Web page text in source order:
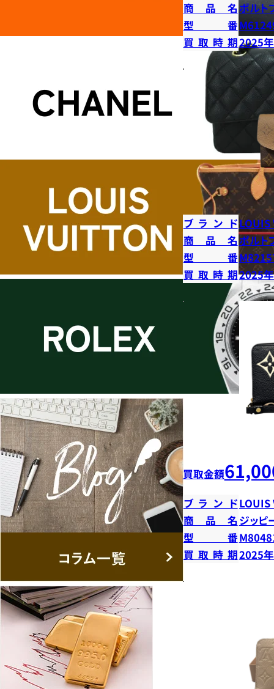
商品名ポルト
型番
買取時期2025
ブランドLOUIS
商品名 ポルト
型番
買取時期2025
買取金額
ブランドLOUIS
商品名 ジッピ
型番
買取時期2025